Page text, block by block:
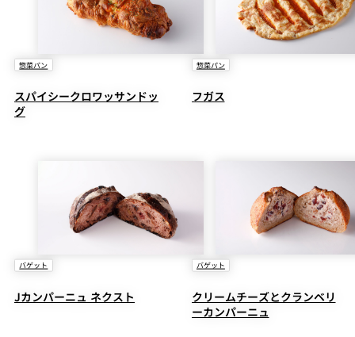
惣菜パン
スパイシークロワッサンドッ
グ
惣菜パン
フガス
バゲット
Jカンパーニュ ネクスト
バゲット
クリームチーズとクランベリ
ーカンパーニュ